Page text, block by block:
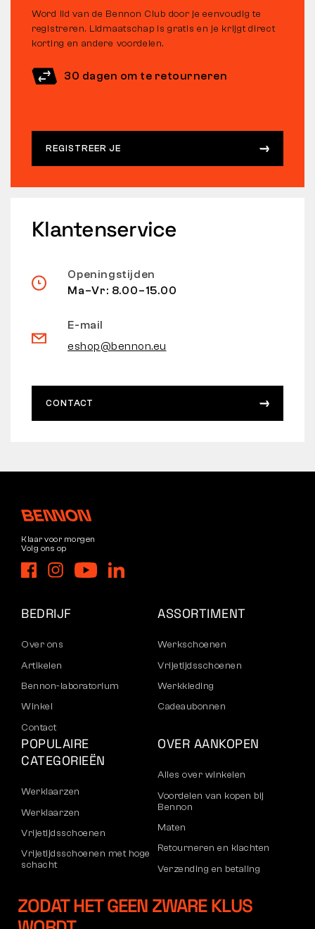
Word lid van de Bennon Club door je eenvoudig te
registreren. Lidmaatschap is gratis en je krijgt direct
korting en andere voordelen.
30 dagen om te retourneren
REGISTREER JE
Klantenservice
Openingstijden
Ma–Vr: 8.00–15.00
E-mail
eshop@bennon.eu
CONTACT
Klaar voor morgen
Volg ons op
BEDRIJF
Over ons
Artikelen
Bennon-laboratorium
Winkel
Contact
ASSORTIMENT
Werkschoenen
Vrijetijdsschoenen
Werkkleding
Cadeaubonnen
POPULAIRE
CATEGORIEËN
Werklaarzen
Werklaarzen
Vrijetijdsschoenen
Vrijetijdsschoenen met hoge
schacht
Sweatshirts
OVER AANKOPEN
Alles over winkelen
Voordelen van kopen bij
Bennon
Maten
Retourneren en klachten
Verzending en betaling
Registratie voor B2B
ZODAT HET GEEN ZWARE KLUS